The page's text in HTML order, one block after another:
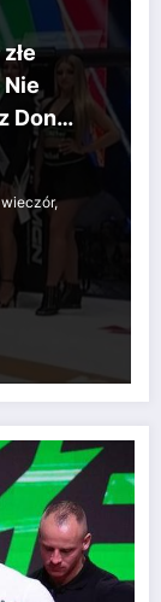
Nie
Don